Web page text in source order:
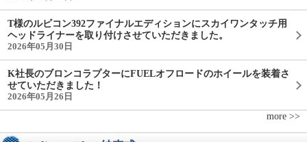
T様のルビコン392ファイナルエディションにスカイワンタッチ用
ヘッドライナーを取り付けさせていただきました。
2026年05月30日
K社長のブロンコラプターにFUELオフロードのホイールを装着さ
せていただきました！
2026年05月26日
more >>